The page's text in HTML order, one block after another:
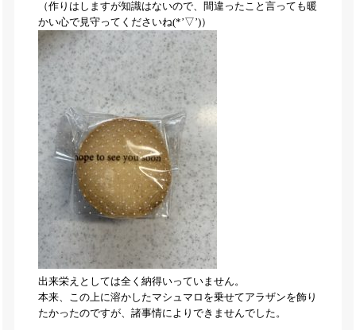
（作りはしますが知識はないので、間違ったこと言っても暖
かい心で見守ってくださいね(*’▽’)）
出来栄えとしては全く納得いっていません。
本来、この上に溶かしたマシュマロを乗せてアラザンを飾り
たかったのですが、諸事情によりできませんでした。